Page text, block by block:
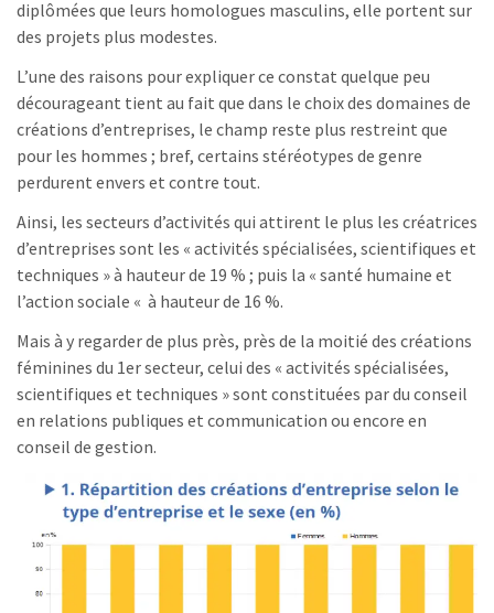
diplômées que leurs homologues masculins, elle portent sur
des projets plus modestes.
L’une des raisons pour expliquer ce constat quelque peu
décourageant tient au fait que dans le choix des domaines de
créations d’entreprises, le champ reste plus restreint que
pour les hommes ; bref, certains stéréotypes de genre
perdurent envers et contre tout.
Ainsi, les secteurs d’activités qui attirent le plus les créatrices
d’entreprises sont les « activités spécialisées, scientifiques et
techniques » à hauteur de 19 % ; puis la « santé humaine et
l’action sociale « à hauteur de 16 %.
Mais à y regarder de plus près, près de la moitié des créations
féminines du 1er secteur, celui des « activités spécialisées,
scientifiques et techniques » sont constituées par du conseil
en relations publiques et communication ou encore en
conseil de gestion.